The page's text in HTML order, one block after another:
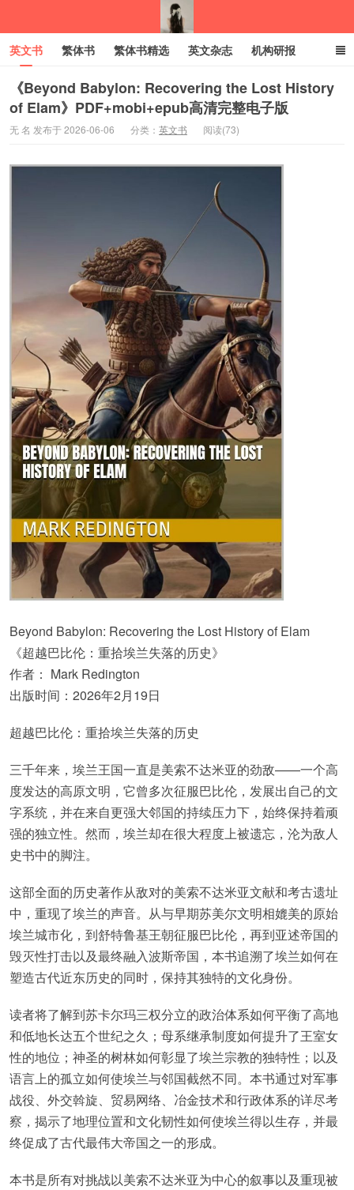
我的生活分享
英文书 繁体书 繁体书精选 英文杂志 机构研报
小语种 绝版书 彩虹亲子电子书 电子书 创业项目
《Beyond Babylon: Recovering the Lost History
of Elam》PDF+mobi+epub高清完整电子版
无 名 发布于 2026-06-06 分类： 英文书 阅读(73)
Beyond Babylon: Recovering the Lost History of Elam
《超越巴比伦：重拾埃兰失落的历史》
作者： Mark Redington
出版时间：2026年2月19日
超越巴比伦：重拾埃兰失落的历史
三千年来，埃兰王国一直是美索不达米亚的劲敌——一个高
度发达的高原文明，它曾多次征服巴比伦，发展出自己的文
字系统，并在来自更强大邻国的持续压力下，始终保持着顽
强的独立性。然而，埃兰却在很大程度上被遗忘，沦为敌人
史书中的脚注。
这部全面的历史著作从敌对的美索不达米亚文献和考古遗址
中，重现了埃兰的声音。从与早期苏美尔文明相媲美的原始
埃兰城市化，到舒特鲁基王朝征服巴比伦，再到亚述帝国的
毁灭性打击以及最终融入波斯帝国，本书追溯了埃兰如何在
塑造古代近东历史的同时，保持其独特的文化身份。
读者将了解到苏卡尔玛三权分立的政治体系如何平衡了高地
和低地长达五个世纪之久；母系继承制度如何提升了王室女
性的地位；神圣的树林如何彰显了埃兰宗教的独特性；以及
语言上的孤立如何使埃兰与邻国截然不同。本书通过对军事
战役、外交斡旋、贸易网络、冶金技术和行政体系的详尽考
察，揭示了地理位置和文化韧性如何使埃兰得以生存，并最
终促成了古代最伟大帝国之一的形成。
本书是所有对挑战以美索不达米亚为中心的叙事以及重现被